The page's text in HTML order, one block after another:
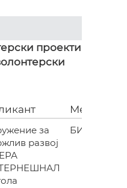
проекти
Место
за
развој
БИТОЛА